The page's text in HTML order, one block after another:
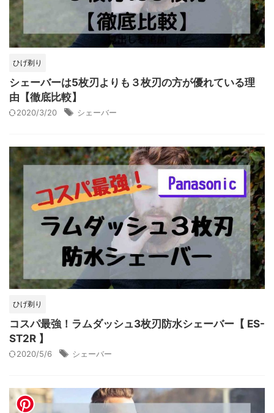
ひげ剃り
シェーバーは5枚刃よりも３枚刃の方が優れている理
由【徹底比較】
2020/3/20 シェーバー
ひげ剃り
コスパ最強！ラムダッシュ3枚刃防水シェーバー【 ES-
ST2R 】
2020/5/6 シェーバー